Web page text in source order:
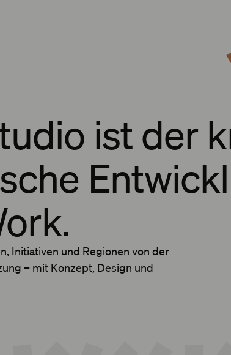
ist der
Initiativen und Regionen von der
– mit Konzept, Design und